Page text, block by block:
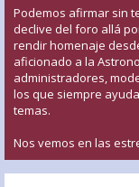
Podemos afirmar sin
declive del foro allá
rendir homenaje
aficionado a la
administradores,
los que siempre
temas.
Nos vemos en las